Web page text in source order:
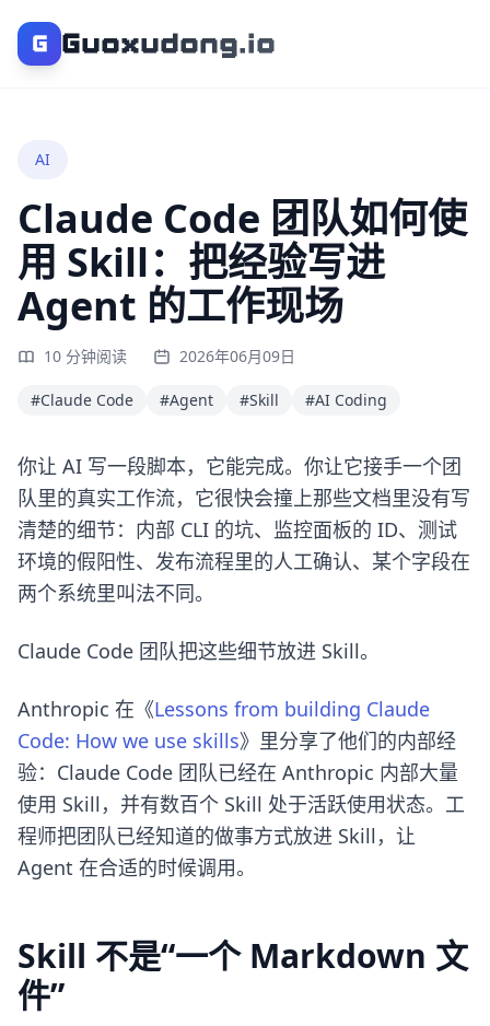
G Guoxudong.io
AI
Claude Code 团队如何使
用 Skill：把经验写进
Agent 的工作现场
10 分钟阅读 2026年06月09日
#Claude Code #Agent #Skill #AI Coding
你让 AI 写一段脚本，它能完成。你让它接手一个团
队里的真实工作流，它很快会撞上那些文档里没有写
清楚的细节：内部 CLI 的坑、监控面板的 ID、测试
环境的假阳性、发布流程里的人工确认、某个字段在
两个系统里叫法不同。
Claude Code 团队把这些细节放进 Skill。
Anthropic 在《Lessons from building Claude
Code: How we use skills》里分享了他们的内部经
验：Claude Code 团队已经在 Anthropic 内部大量
使用 Skill，并有数百个 Skill 处于活跃使用状态。工
程师把团队已经知道的做事方式放进 Skill，让
Agent 在合适的时候调用。
Skill 不是“一个 Markdown 文
件”